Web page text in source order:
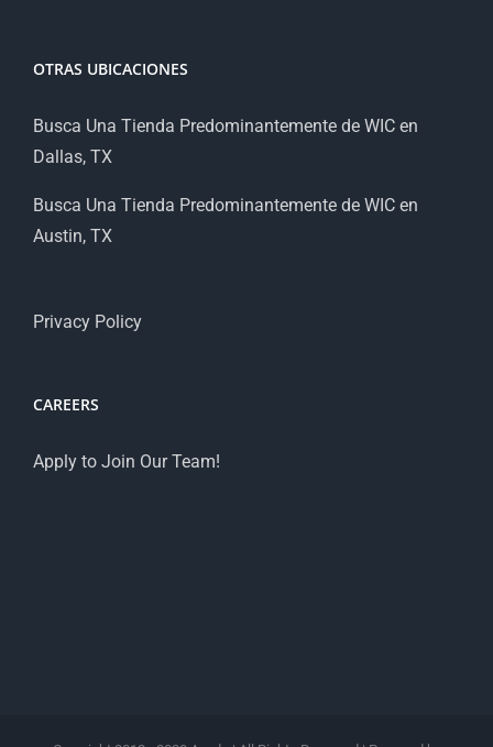
OTRAS UBICACIONES
Busca Una Tienda Predominantemente de WIC en
Dallas, TX
Busca Una Tienda Predominantemente de WIC en
Austin, TX
Privacy Policy
CAREERS
Apply to Join Our Team!